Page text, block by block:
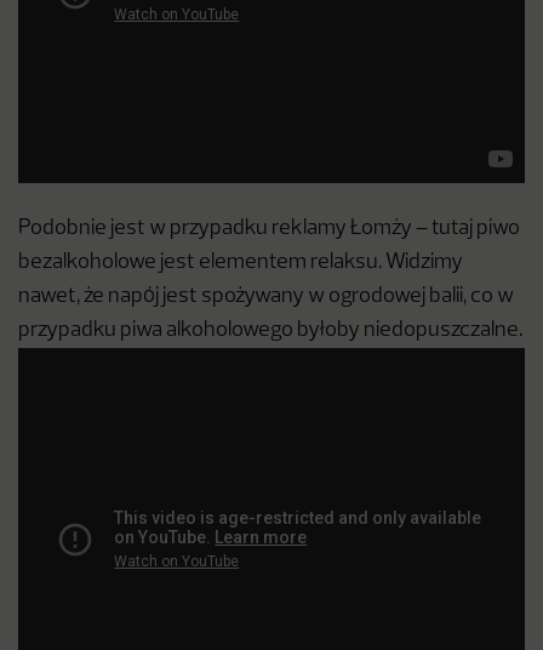
Podobnie jest w przypadku reklamy Łomży – tutaj piwo
bezalkoholowe jest elementem relaksu. Widzimy
nawet, że napój jest spożywany w ogrodowej balii, co w
przypadku piwa alkoholowego byłoby niedopuszczalne.